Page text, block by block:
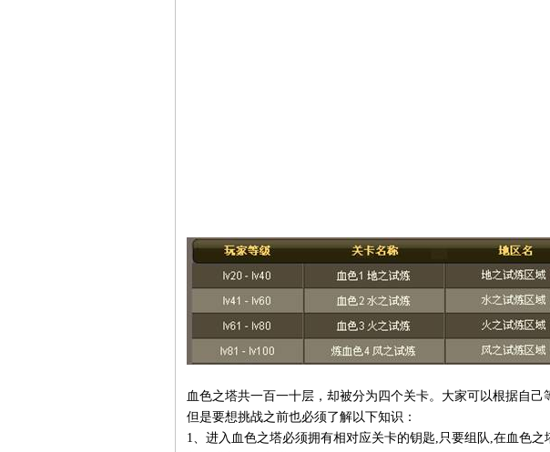
血色之塔共一百一十层，却被分为四个关卡。大家可以根据自己
但是要想挑战之前也必须了解以下知识：
1、进入血色之塔必须拥有相对应关卡的钥匙,只要组队,在血色